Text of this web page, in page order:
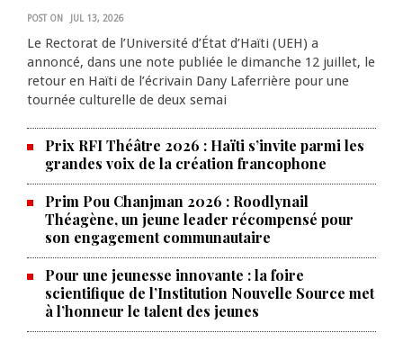
POST ON JUL 13, 2026
Le Rectorat de l’Université d’État d’Haïti (UEH) a
annoncé, dans une note publiée le dimanche 12 juillet, le
retour en Haïti de l’écrivain Dany Laferrière pour une
tournée culturelle de deux semai
Prix RFI Théâtre 2026 : Haïti s’invite parmi les
grandes voix de la création francophone
Prim Pou Chanjman 2026 : Roodlynail
Théagène, un jeune leader récompensé pour
son engagement communautaire
Pour une jeunesse innovante : la foire
scientifique de l’Institution Nouvelle Source met
à l’honneur le talent des jeunes
Produire le savoir pour